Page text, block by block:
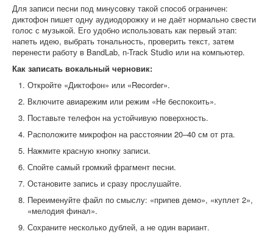
Для записи песни под минусовку такой способ ограничен:
диктофон пишет одну аудиодорожку и не даёт нормально свести
голос с музыкой. Его удобно использовать как первый этап:
напеть идею, выбрать тональность, проверить текст, затем
перенести работу в BandLab, n-Track Studio или на компьютер.
Как записать вокальный черновик:
Откройте «Диктофон» или «Recorder».
Включите авиарежим или режим «Не беспокоить».
Поставьте телефон на устойчивую поверхность.
Расположите микрофон на расстоянии 20–40 см от рта.
Нажмите красную кнопку записи.
Спойте самый громкий фрагмент песни.
Остановите запись и сразу прослушайте.
Переименуйте файл по смыслу: «припев демо», «куплет 2»,
«мелодия финал».
Сохраните несколько дублей, а не один вариант.